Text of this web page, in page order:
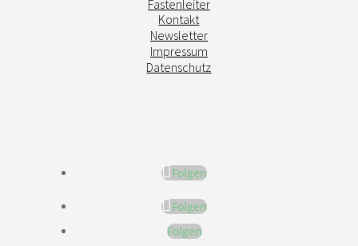
Fastenleiter
Kontakt
Newsletter
Impressum
Datenschutz
Folgen
Folgen
Folgen